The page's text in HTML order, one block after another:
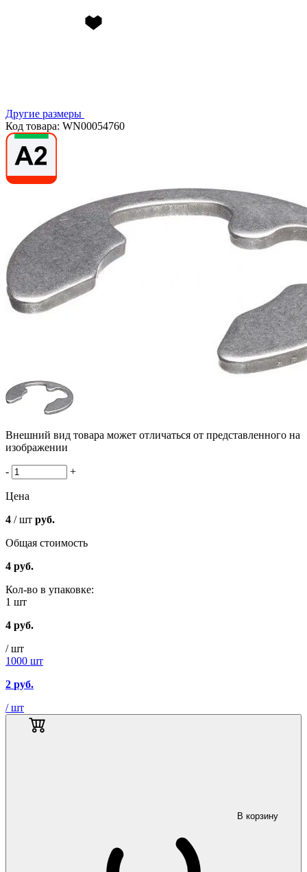
Другие размеры
Код товара: WN00054760
Внешний вид товара может отличаться от представленного на
изображении
- +
Цена
4 / шт руб.
Общая стоимость
4 руб.
Кол-во в упаковке:
1 шт
4 руб.
/ шт
1000 шт
2 руб.
/ шт
В корзину